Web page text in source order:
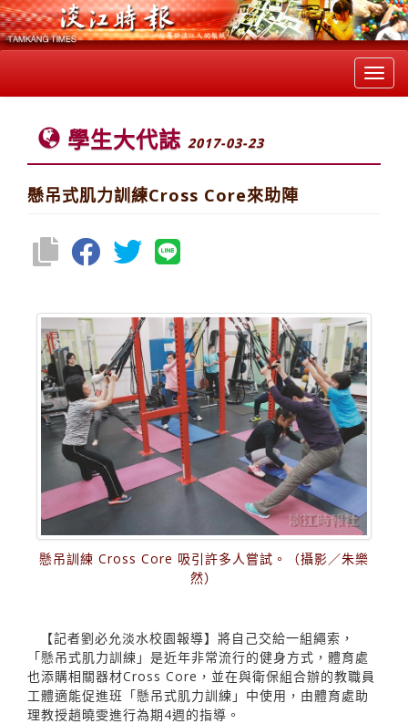
學生大代誌 2017-03-23
懸吊式肌力訓練Cross Core來助陣
懸吊訓練 Cross Core 吸引許多人嘗試。（攝影／朱樂
然）
【記者劉必允淡水校園報導】將自己交給一組繩索，
「懸吊式肌力訓練」是近年非常流行的健身方式，體育處
也添購相關器材Cross Core，並在與衛保組合辦的教職員
工體適能促進班「懸吊式肌力訓練」中使用，由體育處助
理教授趙曉雯進行為期4週的指導。